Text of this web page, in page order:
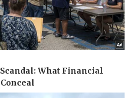
Chứng khoán
Giá cà phê